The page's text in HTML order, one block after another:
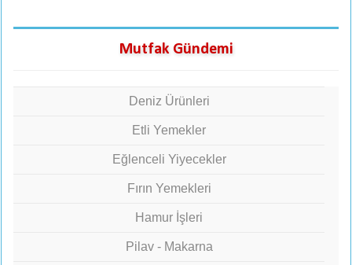
Mutfak Gündemi
Deniz Ürünleri
Etli Yemekler
Eğlenceli Yiyecekler
Fırın Yemekleri
Hamur İşleri
Pilav - Makarna